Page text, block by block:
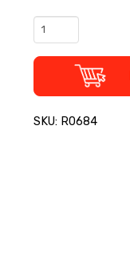
-
Top
SKU: R0684